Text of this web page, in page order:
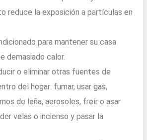
reduce la exposición a partículas en
para mantener su casa
demasiado calor.
o eliminar otras fuentes de
del hogar: fumar, usar gas,
de leña, aerosoles, freír o asar
velas o incienso y pasar la